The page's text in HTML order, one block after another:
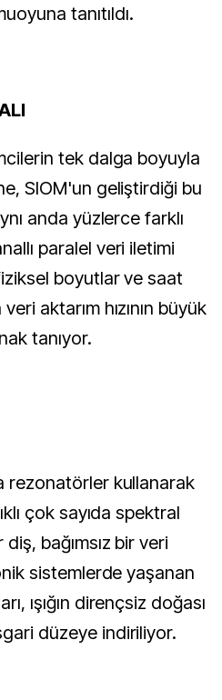
tanıtıldı.
tek dalga boyuyla
SIOM'un geliştirdiği bu
anda yüzlerce farklı
paralel veri iletimi
boyutlar ve saat
aktarım hızının büyük
tanıyor.
rezonatörler kullanarak
çok sayıda spektral
bağımsız bir veri
sistemlerde yaşanan
ışığın dirençsiz doğası
düzeye indiriliyor.